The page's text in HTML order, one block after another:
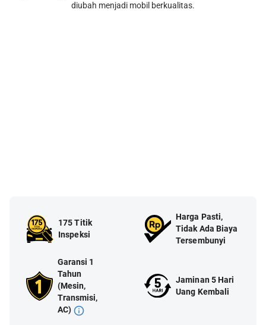
diubah menjadi mobil berkualitas.
175 Titik
Inspeksi
Harga Pasti,
Tidak Ada Biaya
Tersembunyi
Garansi 1
Tahun
(Mesin,
Transmisi,
AC)
Jaminan 5 Hari
Uang Kembali